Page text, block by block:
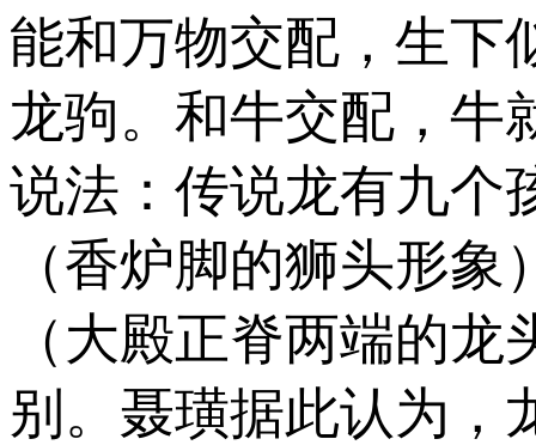
能和万物交配，生下
龙驹。和牛交配，牛
说法：传说龙有九个
（香炉脚的狮头形
（大殿正脊两端的
别。聂璜据此认为，